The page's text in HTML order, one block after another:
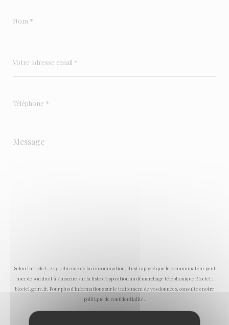
Selon l'article L.223-2 du code de la consommation, il est rappelé que le consommateur peut
user de son droit à s'inscrire sur la liste d'opposition au démarchage téléphonique Bloctel :
bloctel.gouv.fr . Pour plus d'informations sur le traitement de vos données, consultez notre
politique de confidentialité